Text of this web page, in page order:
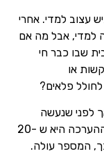
עצוב למדי. אחרי
למדי, אבל מה אם
שבו כבר חי
או
פלאים?
לפני שנעשה
זאת, תהיו בטוחים שאתם בהחלט לא לבד. ההערכה היא ש -20
המספר עולה.